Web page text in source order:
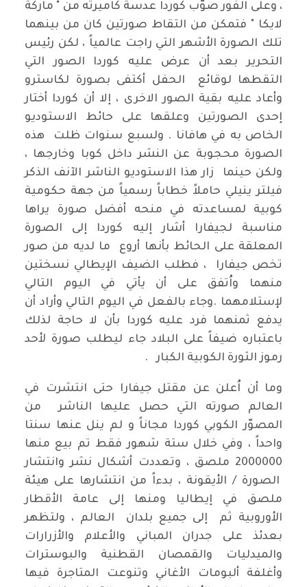
، وعلى الفور صوّب كوردا عدسة كاميرته من " ماركة
لايكا " فتمكن من التقاط صورتين كان من بينهما
تلك الصورة الأشهر التي راجت عالمياً ، لكن رئيس
التحرير بعد أن عرض عليه كوردا الصور التي
التقطها لوقائع الحفل أكتفى بصورة لكاسترو
وأعاد عليه بقية الصور الاخرى ، إلا أن كوردا أختار
إحدى الصورتين وعلقها على حائط الاستوديو
الخاص به في هافانا . ولسبع سنوات ظلت هذه
الصورة محجوبة عن النشر داخل كوبا وخارجها ،
ولكن حينما زار هذا الاستوديو الناشر الآنف الذكر
فيلتر ينيلي حاملاً خطاباً رسمياً من جهة حكومية
كوبية لمساعدته في منحه أفضل صورة يراها
مناسبة لجيفارا أشار إليه كوردا إلى الصورة
المعلقة على الحائط بأنها أروع ما لديه من صور
تخص جيفارا ، فطلب الضيف الإيطالي نسختين
منهما واُتفق على أن يأتي في اليوم التالي
لإستلامهما .وجاء بالفعل في اليوم التالي وأراد أن
يدفع ثمنهما فرد عليه كوردا بأن لا حاجة لذلك
باعتباره ضيفاً على البلاد جاء ليطلب صورة لأحد
رموز الثورة الكوبية الكبار .
وما أن اُعلن عن مقتل جيفارا حتى انتشرت في
العالم صورته التي حصل عليها الناشر من
المصوّر الكوبي كوردا مجاناً و لم ينل عنها سنتا
واحداً ، وفي خلال ستة شهور فقط تم بيع منها
2000000 ملصق ، وتعددت أشكال نشر وانتشار
الصورة / الأيقونة ، بدءاً من انتشارها على هيئة
ملصق في إيطاليا ومنها إلى عامة الأقطار
الأوروبية ثم إلى جميع بلدان العالم ، ولتظهر
بعدئذ على جدران المباني والأعلام والأزرارات
والميدليات والقمصان القطنية والبوسترات
وأغلفة ألبومات الأغاني وتنوعت المتاجرة فيها